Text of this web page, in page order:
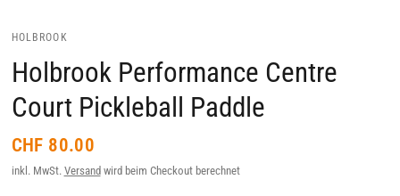
HOLBROOK
Holbrook Performance Centre
Court Pickleball Paddle
CHF 80.00
inkl. MwSt. Versand wird beim Checkout berechnet